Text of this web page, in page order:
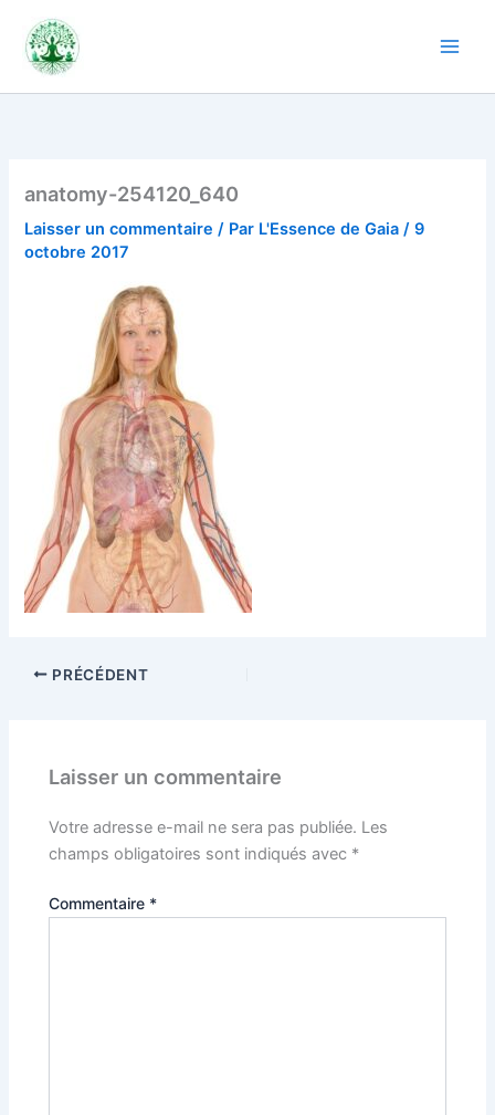
contenu
anatomy-254120_640
Laisser un commentaire / Par L'Essence de Gaia/9
octobre 2017
PRÉCÉDENT
Laisser un commentaire
Votre adresse e-mail ne sera pas publiée. Les
champs obligatoires sont indiqués avec *
Commentaire *